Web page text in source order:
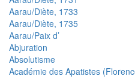
Aarau/Diète, 1733
Aarau/Diète, 1735
Aarau/Paix d’
Abjuration
Absolutisme
Académie des Apatistes